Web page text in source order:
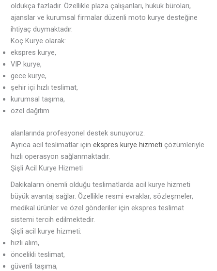
oldukça fazladır. Özellikle plaza çalışanları, hukuk büroları,
ajanslar ve kurumsal firmalar düzenli moto kurye desteğine
ihtiyaç duymaktadır.
Koç Kurye olarak:
ekspres kurye,
VIP kurye,
gece kurye,
şehir içi hızlı teslimat,
kurumsal taşıma,
özel dağıtım
alanlarında profesyonel destek sunuyoruz.
Ayrıca acil teslimatlar içinekspres kurye hizmeti çözümleriyle
hızlı operasyon sağlanmaktadır.
Şişli Acil Kurye Hizmeti
Dakikaların önemli olduğu teslimatlarda acil kurye hizmeti
büyük avantaj sağlar. Özellikle resmi evraklar, sözleşmeler,
medikal ürünler ve özel gönderiler için ekspres teslimat
sistemi tercih edilmektedir.
Şişli acil kurye hizmeti:
hızlı alım,
öncelikli teslimat,
güvenli taşıma,